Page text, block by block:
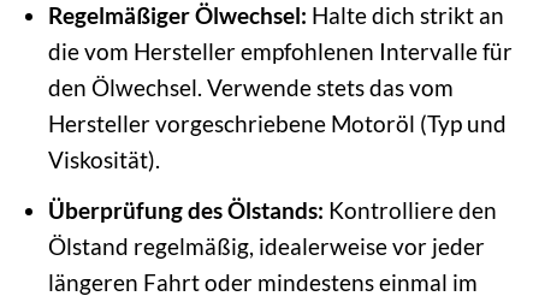
Regelmäßiger Ölwechsel: Halte dich strikt an
die vom Hersteller empfohlenen Intervalle für
den Ölwechsel. Verwende stets das vom
Hersteller vorgeschriebene Motoröl (Typ und
Viskosität).
Überprüfung des Ölstands: Kontrolliere den
Ölstand regelmäßig, idealerweise vor jeder
längeren Fahrt oder mindestens einmal im